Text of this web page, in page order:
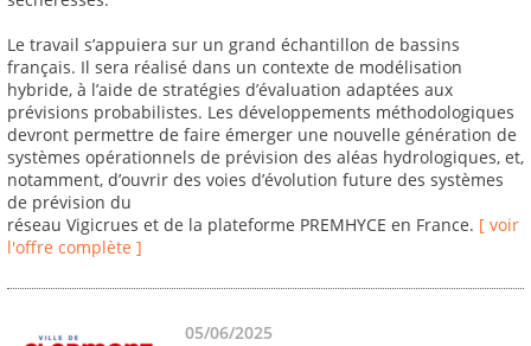
Le travail s’appuiera sur un grand échantillon de bassins
français. Il sera réalisé dans un contexte de modélisation
hybride, à l’aide de stratégies d’évaluation adaptées aux
prévisions probabilistes. Les développements méthodologiques
devront permettre de faire émerger une nouvelle génération de
systèmes opérationnels de prévision des aléas hydrologiques, et,
notamment, d’ouvrir des voies d’évolution future des systèmes
de prévision du
réseau Vigicrues et de la plateforme PREMHYCE en France. [ voir
l'offre complète ]
05/06/2025